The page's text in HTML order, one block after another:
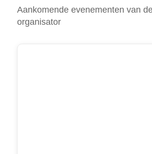
Aankomende evenementen van
organisator